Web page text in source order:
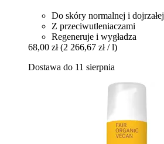
Do skóry normalnej i dojrzałej
Z przeciwutleniaczami
Regeneruje i wygładza
68,00 zł (2 266,67 zł / l)
Dostawa do 11 sierpnia